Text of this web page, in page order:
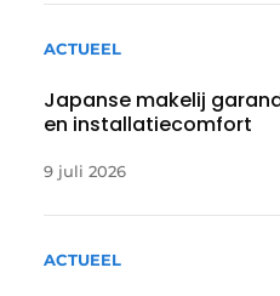
ACTUEEL
Japanse makelij
en installatiecomfort
9 juli 2026
ACTUEEL